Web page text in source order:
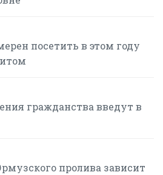
посетить в этом году
гражданства введут в
пролива зависит